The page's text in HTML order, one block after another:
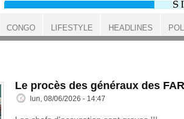
Le procès des généraux des
lun, 08/06/2026 - 14:47
CONGO LIFESTYLE HEADLINES